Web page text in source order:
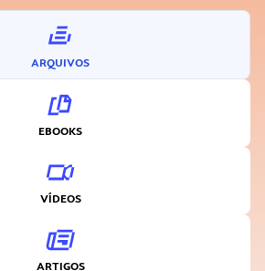
ARQUIVOS
EBOOKS
VÍDEOS
ARTIGOS